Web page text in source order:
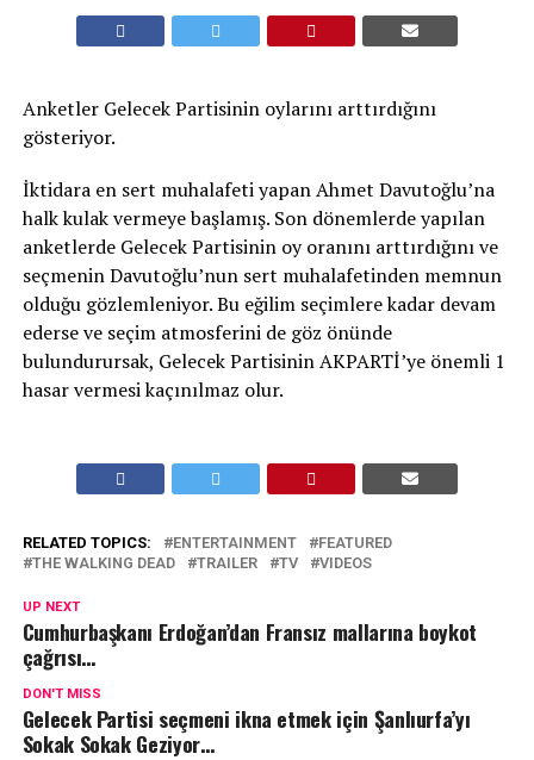
Anketler Gelecek Partisinin oylarını arttırdığını
gösteriyor.
İktidara en sert muhalafeti yapan Ahmet Davutoğlu’na
halk kulak vermeye başlamış. Son dönemlerde yapılan
anketlerde Gelecek Partisinin oy oranını arttırdığını ve
seçmenin Davutoğlu’nun sert muhalafetinden memnun
olduğu gözlemleniyor. Bu eğilim seçimlere kadar devam
ederse ve seçim atmosferini de göz önünde
bulundurursak, Gelecek Partisinin AKPARTİ’ye önemli 1
hasar vermesi kaçınılmaz olur.
RELATED TOPICS: ENTERTAINMENT
FEATURED
THE WALKING DEAD
TRAILER TV VIDEOS
UP NEXT
Cumhurbaşkanı Erdoğan’dan Fransız mallarına boykot
çağrısı…
DON'T MISS
Gelecek Partisi seçmeni ikna etmek için Şanlıurfa’yı
Sokak Sokak Geziyor…